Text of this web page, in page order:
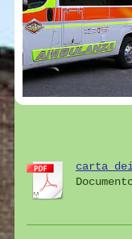
carta